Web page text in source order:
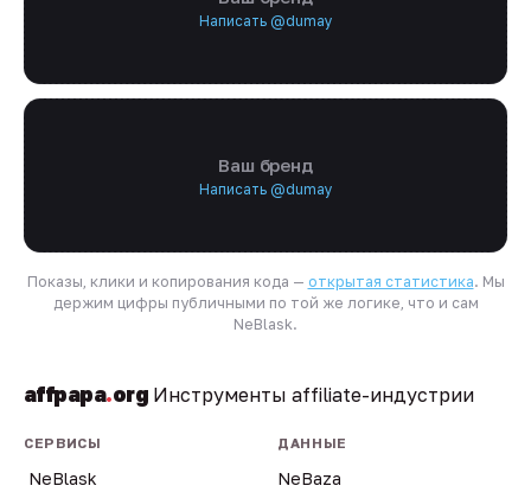
Написать @dumay
Ваш бренд
Написать @dumay
Показы, клики и копирования кода — открытая статистика. Мы
держим цифры публичными по той же логике, что и сам
NeBlask.
affpapa.org Инструменты affiliate-индустрии
СЕРВИСЫ
NeBlask
ДАННЫЕ
NeBaza